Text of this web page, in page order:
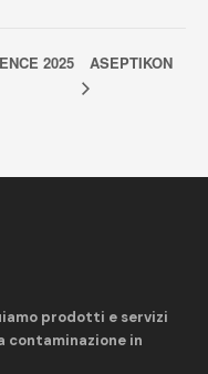
2025 ASEPTIKON
prodotti e servizi
contaminazione in